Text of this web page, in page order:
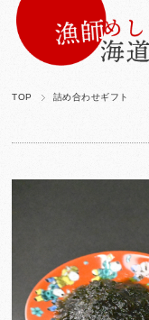
TOP 詰め合わせギフト